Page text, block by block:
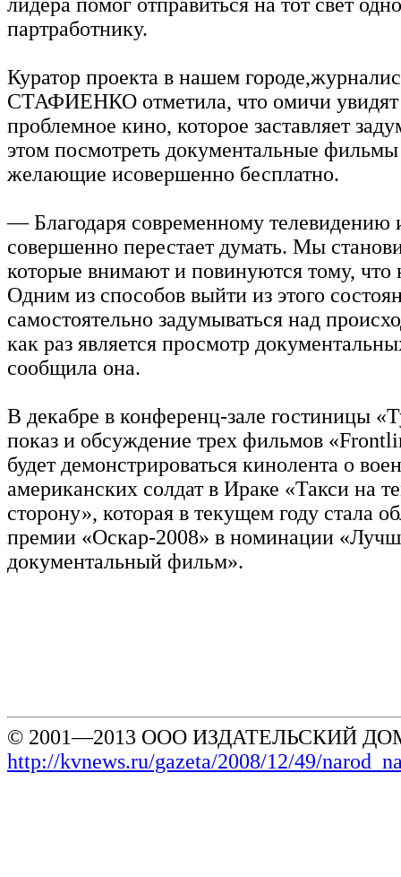
партработнику.
Куратор проекта в нашем
СТАФИЕНКО отметила, что омичи увидят
проблемное кино, которое заставляет
этом посмотреть документальные фильмы
желающие исовершенно бесплатно.
— Благодаря современному телевидению
совершенно перестает думать. Мы
которые внимают и повинуются тому, что
Одним из способов выйти из этого
самостоятельно задумываться над
как раз является просмотр
сообщила она.
В декабре в конференц-зале гостиницы
показ и обсуждение трех фильмов
будет демонстрироваться кинолента о
американских солдат в Ираке «Такси на
сторону», которая в текущем году стала
премии «Оскар-2008» в номинации
документальный фильм».
© 2001—2013 ООО ИЗДАТЕЛЬСКИЙ
http://kvnews.ru/gazeta/2008/12/49/